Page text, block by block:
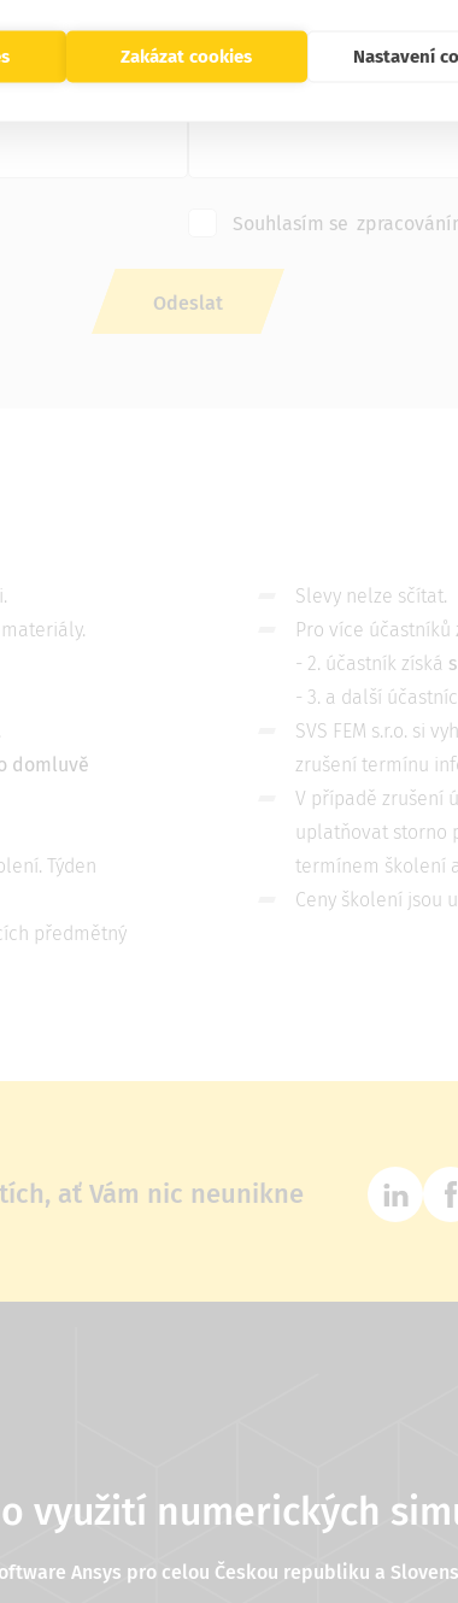
Zakázat cookies Nastavení
Souhlasím se
domluvě
Týden
předmětný
Slevy nelze sčítat.
Pro více
- 2. účastník získá
- 3. a další
SVS FEM s.r.o. si
zrušení termínu
V případě zrušení
uplatňovat storno
termínem školení
Ceny školení jsou
ať Vám nic neunikne
využití numerických
Ansys pro celou Českou republiku a